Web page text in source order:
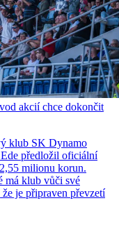
akcií chce dokončit
klub SK Dynamo
předložil oficiální
milionu korun.
má klub vůči své
je připraven převzetí